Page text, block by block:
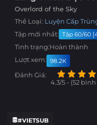
Overlord of the Sky
Thể Loại: Luyện Cấp
Tập mới nhất: Tập 60/60
Tình trạng:Hoàn thành
Lượt xem: 98.2K
Đánh Giá:
4.3/5 - (52
#VIETSUB